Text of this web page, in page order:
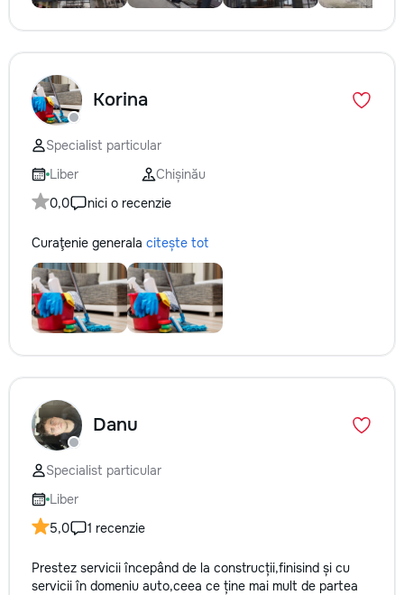
Korina
Specialist particular
Liber
Chișinău
0,0
nici o recenzie
Curaţenie generala citește tot
Danu
Specialist particular
Liber
5,0
1 recenzie
Prestez servicii începând de la construcții,finisind și cu
servicii în domeniu auto,ceea ce ține mai mult de partea